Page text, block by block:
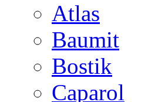
Atlas
Baumit
Bostik
Caparol